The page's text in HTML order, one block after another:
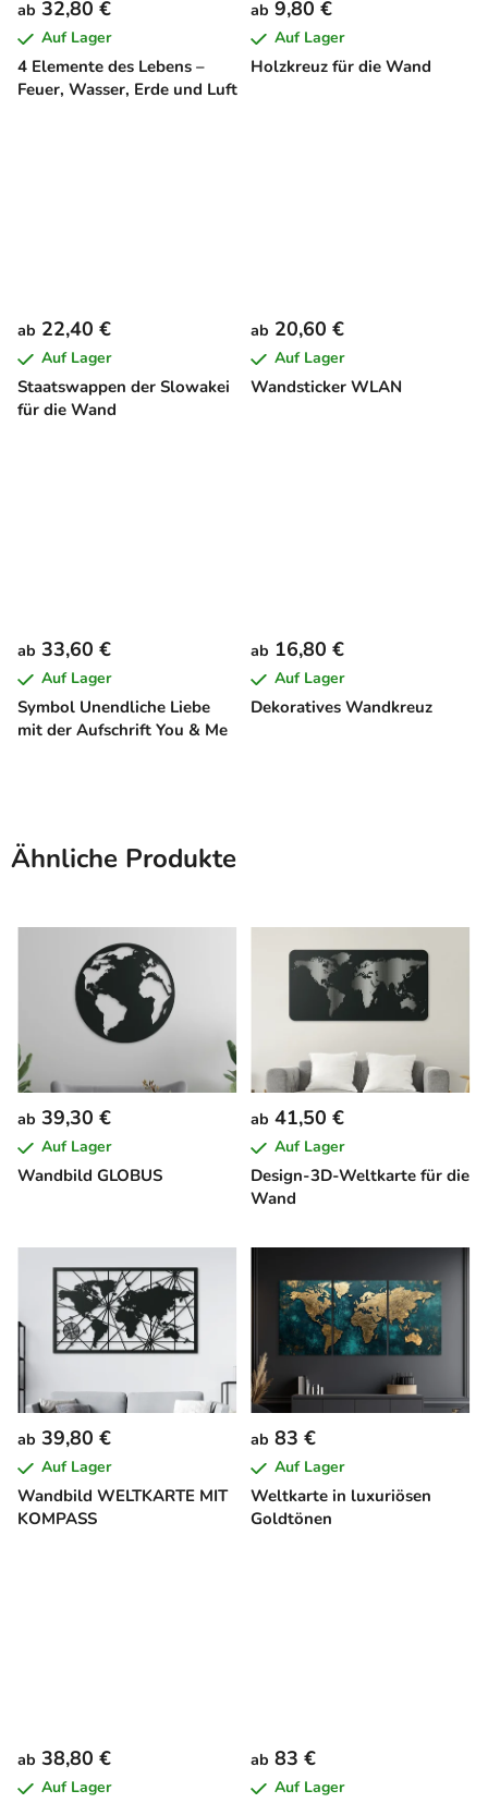
4 Elemente des Lebens –
Feuer, Wasser, Erde und Luft
ab 32,80 €
Auf Lager
Holzkreuz für die Wand
ab 9,80 €
Auf Lager
Staatswappen der Slowakei
für die Wand
ab 22,40 €
Auf Lager
Wandsticker WLAN
ab 20,60 €
Auf Lager
Symbol Unendliche Liebe
mit der Aufschrift You & Me
ab 33,60 €
Auf Lager
Dekoratives Wandkreuz
ab 16,80 €
Auf Lager
Ähnliche Produkte
Wandbild GLOBUS
ab 39,30 €
Auf Lager
Design-3D-Weltkarte für die
Wand
ab 41,50 €
Auf Lager
Wandbild WELTKARTE MIT
KOMPASS
ab 39,80 €
Auf Lager
Weltkarte in luxuriösen
Goldtönen
ab 83 €
Auf Lager
ab 38,80 €
Auf Lager
ab 83 €
Auf Lager